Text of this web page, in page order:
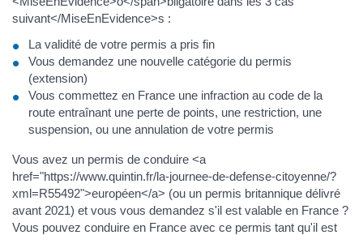
suivant</MiseEnEvidence>s :
La validité de votre permis a pris fin
Vous demandez une nouvelle catégorie du permis
(extension)
Vous commettez en France une infraction au code de la
route entraînant une perte de points, une restriction, une
suspension, ou une annulation de votre permis
Vous avez un permis de conduire <a
href="https://www.quintin.fr/la-journee-de-defense-citoyenne/?
xml=R55492">européen</a> (ou un permis britannique délivré
avant 2021) et vous vous demandez s'il est valable en France ?
Vous pouvez conduire en France avec ce permis tant qu'il est